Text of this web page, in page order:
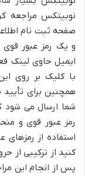
نوبیتکس مراجعه
صفحه ثبت نام
و یک رمز عبور
ایمیل حاوی لینک
با کلیک بر روی
همچنین برای
شما ارسال می شود
رمز عبور قوی و
استفاده از
کنید از ترکیبی از
پس از انجام این